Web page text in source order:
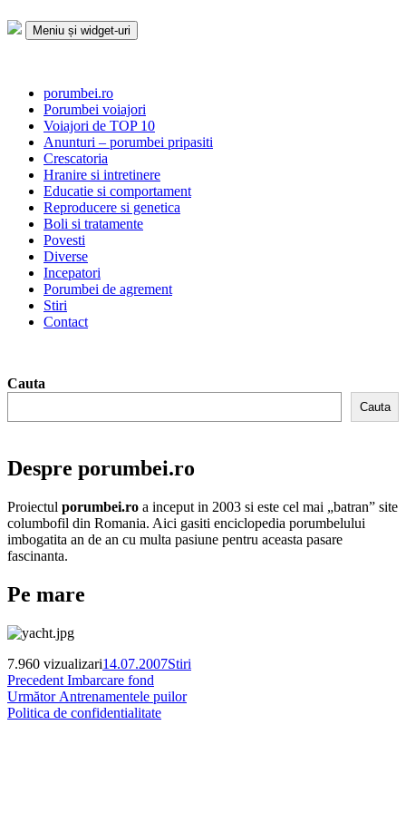
la
Meniu și widget-uri
porumbei.ro
Porumbei voiajori
Voiajori de TOP 10
Anunturi – porumbei pripasiti
Crescatoria
Hranire si intretinere
Educatie si comportament
Reproducere si genetica
Boli si tratamente
Povesti
Diverse
Incepatori
Porumbei de agrement
Stiri
Contact
Cauta
Cauta
Despre porumbei.ro
Proiectul porumbei.ro a inceput in 2003 si este cel mai „batran” site
columbofil din Romania. Aici gasiti enciclopedia porumbelului
imbogatita an de an cu multa pasiune pentru aceasta pasare
fascinanta.
Pe mare
7.960 vizualizariPublicat
pe
14.07.2007Categorii
Stiri
Navigare
în
Precedent Articolul
anterior:
Imbarcare fond
Următor Articolul
următor:
Antrenamentele puilor
Politica de confidentialitate